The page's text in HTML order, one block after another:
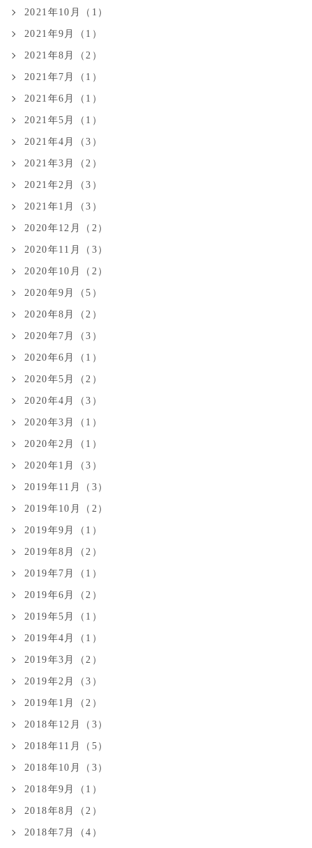
2021年10月（1）
2021年9月（1）
2021年8月（2）
2021年7月（1）
2021年6月（1）
2021年5月（1）
2021年4月（3）
2021年3月（2）
2021年2月（3）
2021年1月（3）
2020年12月（2）
2020年11月（3）
2020年10月（2）
2020年9月（5）
2020年8月（2）
2020年7月（3）
2020年6月（1）
2020年5月（2）
2020年4月（3）
2020年3月（1）
2020年2月（1）
2020年1月（3）
2019年11月（3）
2019年10月（2）
2019年9月（1）
2019年8月（2）
2019年7月（1）
2019年6月（2）
2019年5月（1）
2019年4月（1）
2019年3月（2）
2019年2月（3）
2019年1月（2）
2018年12月（3）
2018年11月（5）
2018年10月（3）
2018年9月（1）
2018年8月（2）
2018年7月（4）